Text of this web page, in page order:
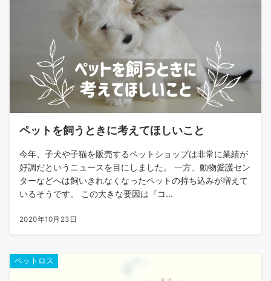
ペットを飼うときに考えてほしいこと
今年、子犬や子猫を販売するペットショップは非常に業績が
好調だというニュースを目にしました。 一方、動物愛護セン
ターなどへは飼いきれなくなったペットの持ち込みが増えて
いるそうです。 この大きな要因は『コ...
2020年10月23日
ペットロス